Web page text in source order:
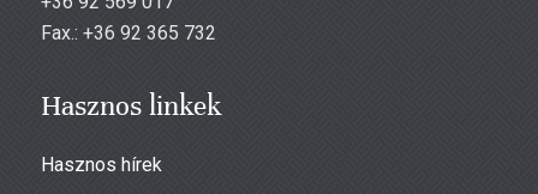
Fax.: +36 92 365 732
Hasznos linkek
Hasznos hírek